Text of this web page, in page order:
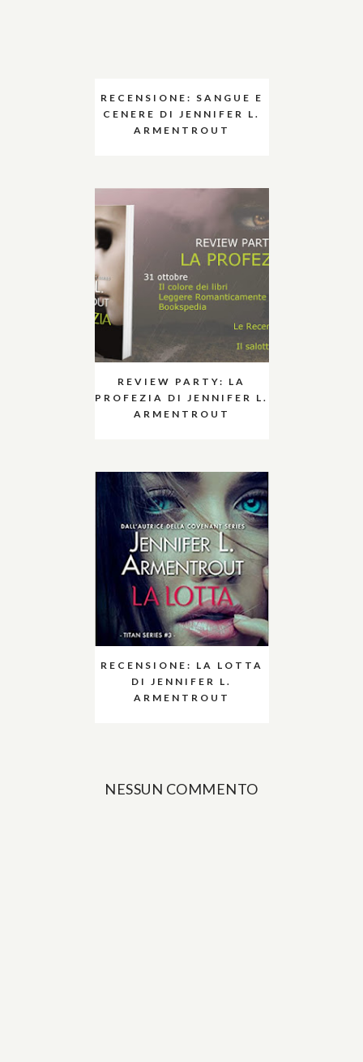
RECENSIONE: SANGUE E
CENERE DI JENNIFER L.
ARMENTROUT
REVIEW PARTY: LA
PROFEZIA DI JENNIFER L.
ARMENTROUT
RECENSIONE: LA LOTTA
DI JENNIFER L.
ARMENTROUT
NESSUN COMMENTO